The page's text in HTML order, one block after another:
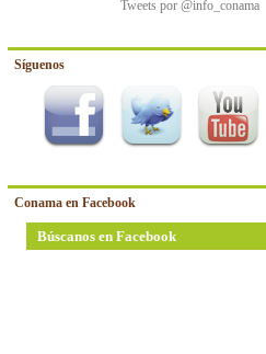
Tweets por @info_conama
Síguenos
Conama en Facebook
Búscanos en Facebook